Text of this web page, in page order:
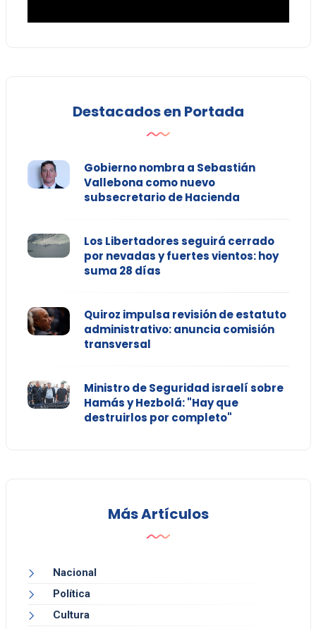
Destacados en Portada
Gobierno nombra a Sebastián
Vallebona como nuevo
subsecretario de Hacienda
Los Libertadores seguirá cerrado
por nevadas y fuertes vientos: hoy
suma 28 días
Quiroz impulsa revisión de estatuto
administrativo: anuncia comisión
transversal
Ministro de Seguridad israelí sobre
Hamás y Hezbolá: "Hay que
destruirlos por completo"
Más Artículos
Nacional
Política
Cultura